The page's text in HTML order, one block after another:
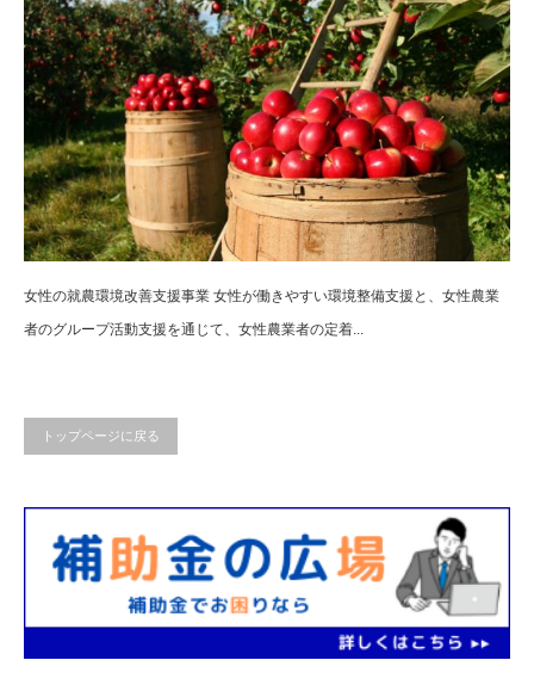
女性の就農環境改善支援事業 女性が働きやすい環境整備支援と、女性農業
者のグループ活動支援を通じて、女性農業者の定着...
トップページに戻る